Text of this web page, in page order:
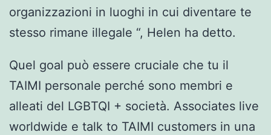
organizzazioni in luoghi in cui diventare te
stesso rimane illegale “, Helen ha detto.
Quel goal può essere cruciale che tu il
TAIMI personale perché sono membri e
alleati del LGBTQI + società. Associates live
worldwide e talk to TAIMI customers in una